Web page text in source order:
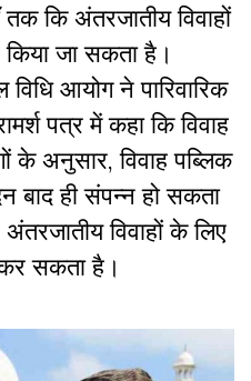
कि अंतरजातीय विवाहों
जा सकता है।
आयोग ने पारिवारिक
पत्र में कहा कि विवाह
के अनुसार, विवाह पब्लिक
बाद ही संपन्न हो सकता
विवाहों के लिए
सकता है।